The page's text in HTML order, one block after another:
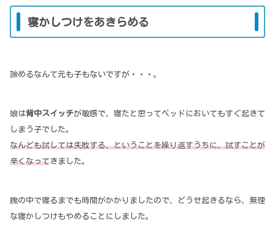
寝かしつけをあきらめる
諦めるなんて元も子もないですが・・・。
娘は背中スイッチが敏感で、寝たと思ってベッドにおいてもすぐ起きて
しまう子でした。
なんども試しては失敗する、ということを繰り返すうちに、試すことが
辛くなってきました。
腕の中で寝るまでも時間がかかりましたので、どうせ起きるなら、無理
な寝かしつけもやめることにしました。